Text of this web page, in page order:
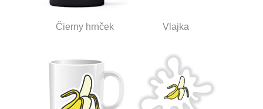
Čierny hrnček Vlajka